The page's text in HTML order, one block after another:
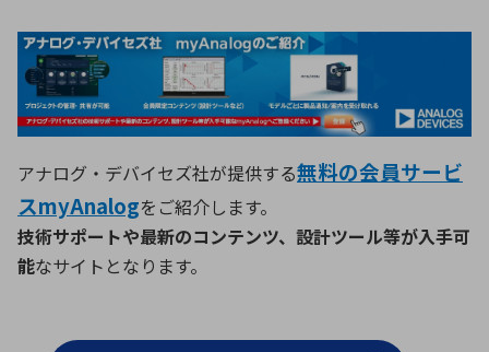
ロボティクス（AI）
データセンタ・クラウド
品質管理・検査
接着・接合
民生 医療
ICTソリューション 組立・ロボティクス
レーザー・光学部品
アルファベット順
A B C
D
J K
L
M
N O
P
Q
R
アナログ・デバイセズ社が提供する無料の会員サービ
スmyAnalogをご紹介します。
技術サポートや最新のコンテンツ、設計ツール等が入手可
能なサイトとなります。